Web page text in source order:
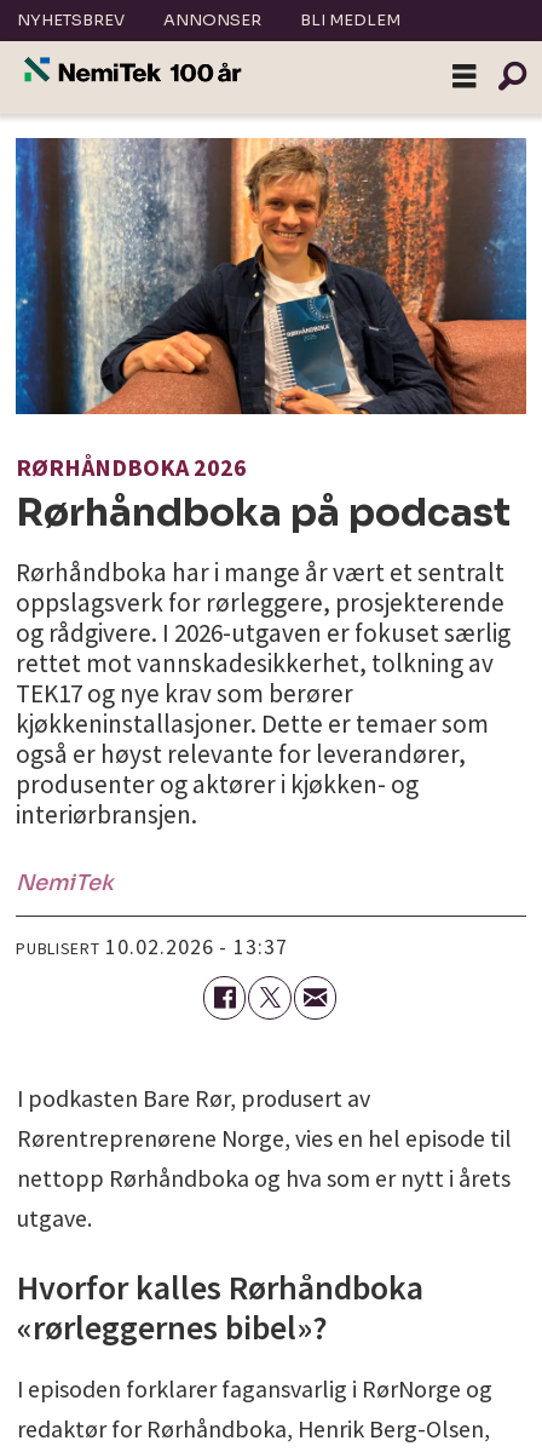
NYHETSBREV ANNONSER BLI MEDLEM
RØRHÅNDBOKA 2026
Rørhåndboka på podcast
Rørhåndboka har i mange år vært et sentralt
oppslagsverk for rørleggere, prosjekterende
og rådgivere. I 2026-utgaven er fokuset særlig
rettet mot vannskadesikkerhet, tolkning av
TEK17 og nye krav som berører
kjøkkeninstallasjoner. Dette er temaer som
også er høyst relevante for leverandører,
produsenter og aktører i kjøkken- og
interiørbransjen.
NemiTek
PUBLISERT 10.02.2026 - 13:37
I podkasten Bare Rør, produsert av
Rørentreprenørene Norge, vies en hel episode til
nettopp Rørhåndboka og hva som er nytt i årets
utgave.
Hvorfor kalles Rørhåndboka
«rørleggernes bibel»?
I episoden forklarer fagansvarlig i RørNorge og
redaktør for Rørhåndboka, Henrik Berg-Olsen,